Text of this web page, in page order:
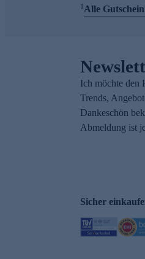
1Alle
Ich möchte den
Trends,
Dankeschön
Abmeldung ist
Sicher